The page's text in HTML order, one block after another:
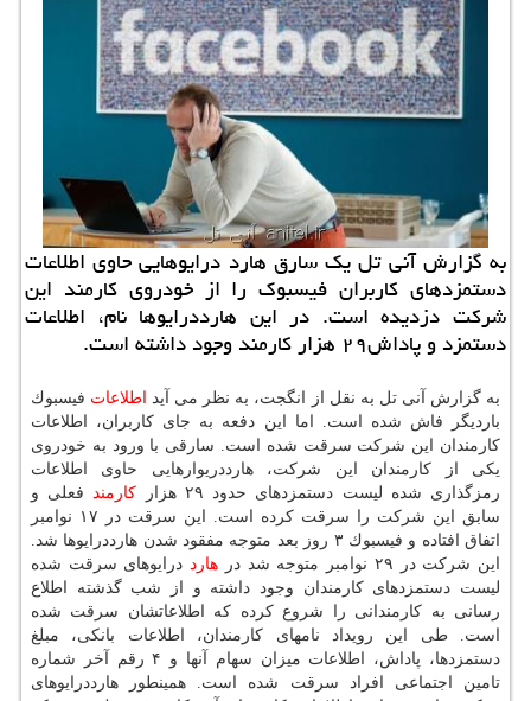
به گزارش آنی تل یك سارق هارد درایوهایی حاوی اطلاعات
دستمزدهای كاربران فیسبوك را از خودروی كارمند این
شركت دزدیده است. در این هارددرایوها نام، اطلاعات
دستمزد و پاداش۲۹ هزار كارمند وجود داشته است.
به گزارش آنی تل به نقل از انگجت، به نظر می آید اطلاعات فیسبوك
باردیگر فاش شده است. اما این دفعه به جای كاربران، اطلاعات
كارمندان این شركت سرقت شده است. سارقی با ورود به خودروی
یكی از كارمندان این شركت، هارددریوارهایی حاوی اطلاعات
رمزگذاری شده لیست دستمزدهای حدود ۲۹ هزار
كارمند
فعلی و
سابق این شركت را سرقت كرده است. این سرقت در ۱۷ نوامبر
اتفاق افتاده و فیسبوك ۳ روز بعد متوجه مفقود شدن هارددرایوها شد.
این شركت در ۲۹ نوامبر متوجه شد در
هارد درایوهای سرقت شده
لیست دستمزدهای كارمندان وجود داشته و از شب گذشته اطلاع
رسانی به كارمندانی را شروع كرده كه اطلاعاتشان سرقت شده
است. طی این رویداد نامهای كارمندان، اطلاعات بانكی، مبلغ
دستمزدها، پاداش، اطلاعات میزان سهام آنها و ۴ رقم آخر شماره
تامین اجتماعی افراد سرقت شده است. همینطور هارددرایوهای